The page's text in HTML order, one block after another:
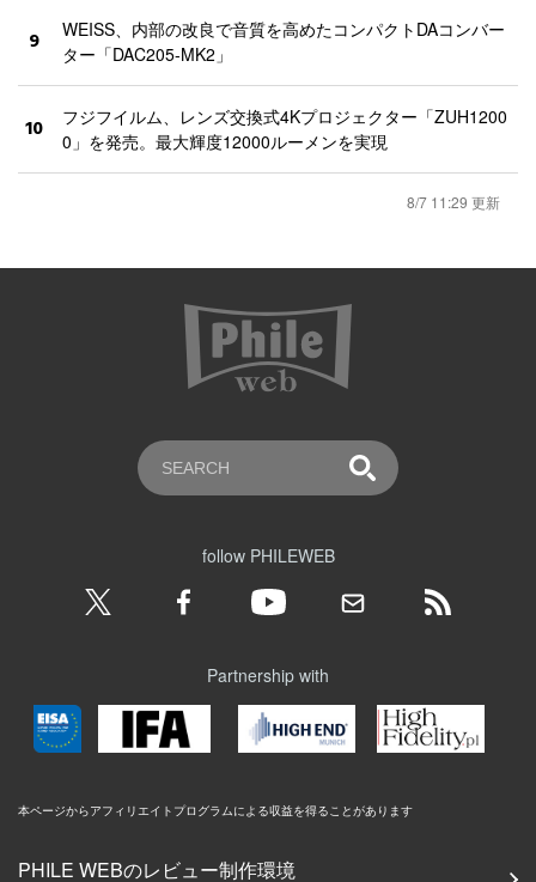
9
WEISS、内部の改良で音質を高めたコンパクトDAコンバー
ター「DAC205-MK2」
10
フジフイルム、レンズ交換式4Kプロジェクター「ZUH1200
0」を発売。最大輝度12000ルーメンを実現
8/7 11:29 更新
follow PHILEWEB
Partnership with
本ページからアフィリエイトプログラムによる収益を得ることがあります
PHILE WEBのレビュー制作環境